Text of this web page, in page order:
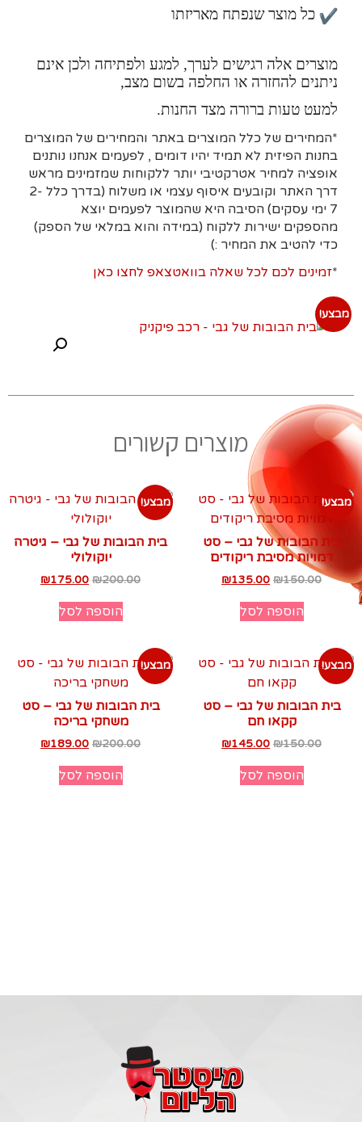
כל מוצר שנפתח מאריזתו
מוצרים אלה רגישים לערך, למגע ולפתיחה ולכן אינם
ניתנים להחזרה או החלפה בשום מצב,
למעט טעות ברורה מצד החנות.
*המחירים של כלל המוצרים באתר והמחירים של המוצרים
בחנות הפיזית לא תמיד יהיו דומים , לפעמים אנחנו נותנים
אופציה למחיר אטרקטיבי יותר ללקוחות שמזמינים מראש
דרך האתר וקובעים איסוף עצמי או משלוח (בדרך כלל 2-
7 ימי עסקים)
הסיבה היא שהמוצר לפעמים יוצא
מהספקים ישירות ללקוח (במידה והוא במלאי של הספק)
כדי להטיב את המחיר :)
*זמינים לכם לכל שאלה בוואטצאפ לחצו כאן
מבצע!
מוצרים קשורים
מבצע!
בית הבובות של גבי – סט
דמויות מסיבת ריקודים
₪150.00
₪135.00
הוספה לסל
מבצע!
בית הבובות של גבי – גיטרה
יוקולולי
₪200.00
₪175.00
הוספה לסל
מבצע!
בית הבובות של גבי – סט
קקאו חם
₪150.00
₪145.00
הוספה לסל
מבצע!
בית הבובות של גבי – סט
משחקי בריכה
₪200.00
₪189.00
הוספה לסל